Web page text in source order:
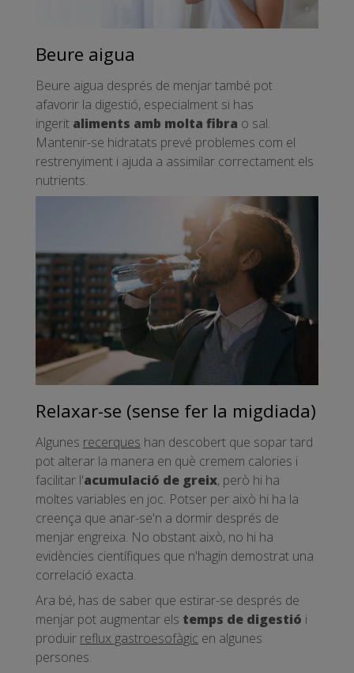
Beure aigua
Beure aigua després de menjar també pot
afavorir la digestió, especialment si has
ingerit aliments amb molta fibra o sal.
Mantenir-se hidratats prevé problemes com el
restrenyiment i ajuda a assimilar correctament els
nutrients.
Relaxar-se (sense fer la migdiada)
Algunes recerques han descobert que sopar tard
pot alterar la manera en què cremem calories i
facilitar l'acumulació de greix, però hi ha
moltes variables en joc. Potser per això hi ha la
creença que anar-se'n a dormir després de
menjar engreixa. No obstant això, no hi ha
evidències científiques que n'hagin demostrat una
correlació exacta.
Ara bé, has de saber que estirar-se després de
menjar pot augmentar els temps de digestió i
produir reflux gastroesofàgic en algunes
persones.